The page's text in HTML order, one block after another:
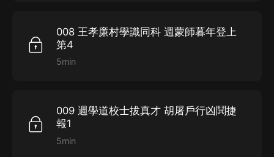
008 王孝廉村學識同科 週蒙師暮年登上
第4
5min
009 週學道校士拔真才 胡屠戶行凶鬨捷
報1
5min